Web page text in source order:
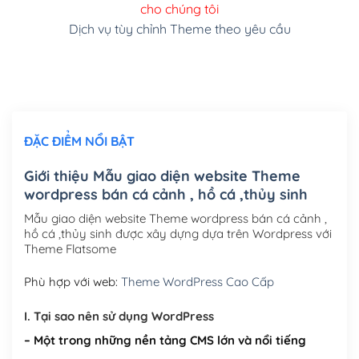
Cài đặt SMTP Mail cho site Wordpress(+100,000₫)
Mua thêm Host + Tên miền
Tên miền quốc tế .com .net .org (1 năm)
Tên miền Việt Nam .vn (1 năm) (+550,000₫)
Hosting 2GB SSD (1 năm)(+450,000₫)
Hosting 8GB SSD (1 năm) (+950,000₫)
cho chúng tôi
Dịch vụ tùy chỉnh Theme theo yêu cầu
ĐẶC ĐIỂM NỔI BẬT
Giới thiệu Mẫu giao diện website Theme
wordpress bán cá cảnh , hồ cá ,thủy sinh
Mẫu giao diện website Theme wordpress bán cá cảnh ,
hồ cá ,thủy sinh được xây dựng dựa trên Wordpress với
Theme Flatsome
Phù hợp với web: Theme WordPress Cao Cấp
I. Tại sao nên sử dụng WordPress
– Một trong những nền tảng CMS lớn và nổi tiếng